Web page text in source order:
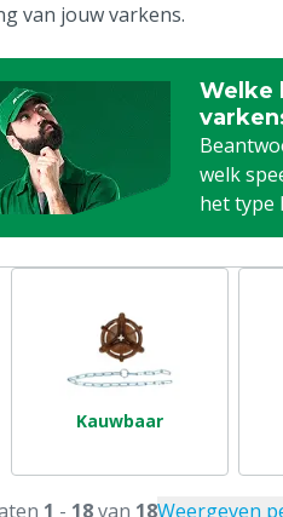
van jouw varkens.
Welke
welk
het type
Kauwbaar
1 - 18van 18Weergeven